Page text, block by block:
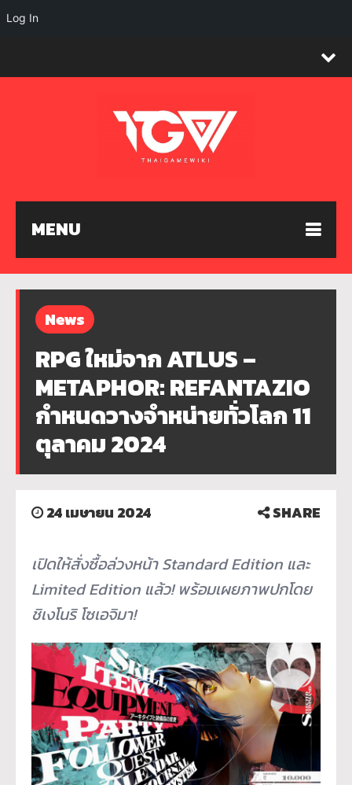
MENU
News
RPG ใหม่จาก ATLUS –
METAPHOR: REFANTAZIO
กำหนดวางจำหน่ายทั่วโลก 11
ตุลาคม 2024
24 เมษายน 2024 SHARE
เปิดให้สั่งซื้อล่วงหน้า Standard Edition และ
Limited Edition แล้ว! พร้อมเผยภาพปกโดย
ชิเงโนริ โซเอจิมา!
Log In